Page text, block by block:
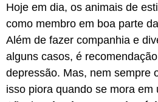
Hoje em dia, os animais de
como membro em boa parte
Além de fazer companhia e
alguns casos, é
depressão. Mas, nem sempre
isso piora quando se mora em